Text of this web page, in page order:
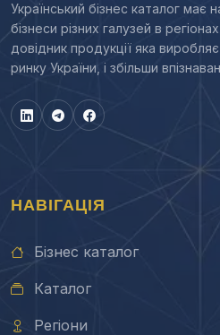
Український бізнес каталог має
бізнеси різних галузей в
довідник продукції яка
ринку України, і збільши
НАВІГАЦІЯ
Бізнес каталог
Каталог
Регіони